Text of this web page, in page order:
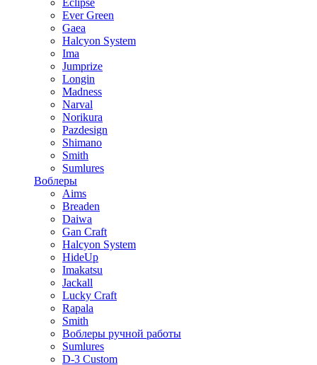
Eclipse
Ever Green
Gaea
Halcyon System
Ima
Jumprize
Longin
Madness
Narval
Norikura
Pazdesign
Shimano
Smith
Sumlures
Воблеры
Aims
Breaden
Daiwa
Gan Craft
Halcyon System
HideUp
Imakatsu
Jackall
Lucky Craft
Rapala
Smith
Воблеры ручной работы
Sumlures
D-3 Custom